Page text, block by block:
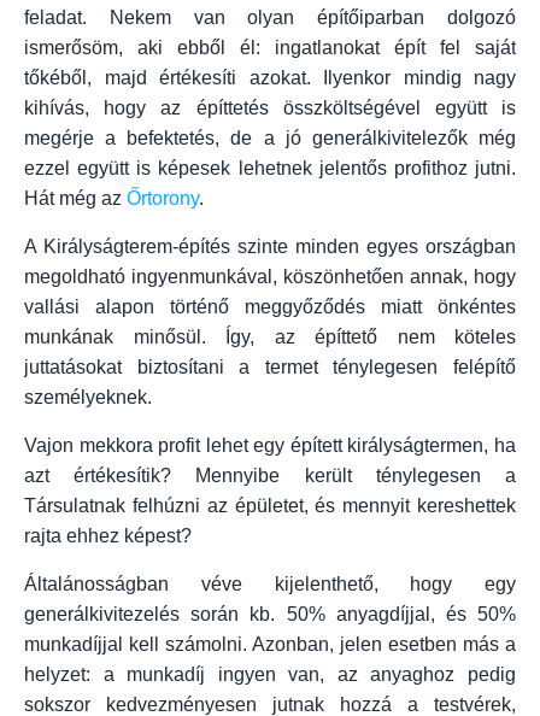
feladat. Nekem van olyan építőiparban dolgozó
ismerősöm, aki ebből él: ingatlanokat épít fel saját
tőkéből, majd értékesíti azokat. Ilyenkor mindig nagy
kihívás, hogy az építtetés összköltségével együtt is
megérje a befektetés, de a jó generálkivitelezők még
ezzel együtt is képesek lehetnek jelentős profithoz jutni.
Hát még az Őrtorony.
A Királyságterem-építés szinte minden egyes országban
megoldható ingyenmunkával, köszönhetően annak, hogy
vallási alapon történő meggyőződés miatt önkéntes
munkának minősül. Így, az építtető nem köteles
juttatásokat biztosítani a termet ténylegesen felépítő
személyeknek.
Vajon mekkora profit lehet egy épített királyságtermen, ha
azt értékesítik? Mennyibe került ténylegesen a
Társulatnak felhúzni az épületet, és mennyit kereshettek
rajta ehhez képest?
Általánosságban véve kijelenthető, hogy egy
generálkivitezelés során kb. 50% anyagdíjjal, és 50%
munkadíjjal kell számolni. Azonban, jelen esetben más a
helyzet: a munkadíj ingyen van, az anyaghoz pedig
sokszor kedvezményesen jutnak hozzá a testvérek,